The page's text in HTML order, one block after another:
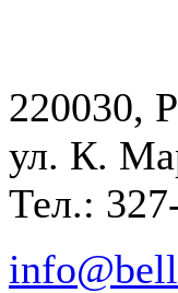
220030,
ул. К.
Тел.: